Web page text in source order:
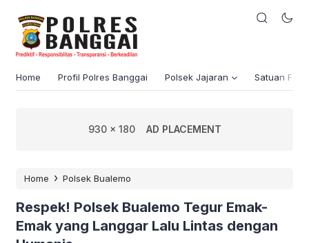
Home Profil Polres Banggai Polsek Jajaran Satuan
930 x 180 AD PLACEMENT
Home › Polsek Bualemo
Respek! Polsek Bualemo Tegur Emak-
Emak yang Langgar Lalu Lintas dengan